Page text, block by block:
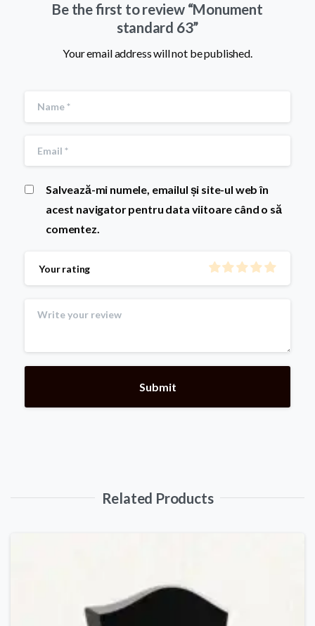
Be the first to review “Monument
standard 63”
Your email address will not be published.
Salvează-mi numele, emailul și site-ul web în
acest navigator pentru data viitoare când o să
comentez.
Your rating
Related Products